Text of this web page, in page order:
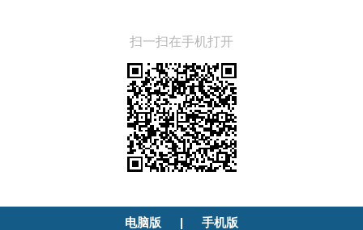
扫一扫在手机打开
电脑版 | 手机版